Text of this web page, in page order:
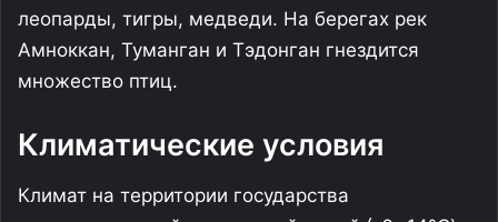
леопарды, тигры, медведи. На берегах рек
Амноккан, Туманган и Тэдонган гнездится
множество птиц.
Климатические условия
Климат на территории государства